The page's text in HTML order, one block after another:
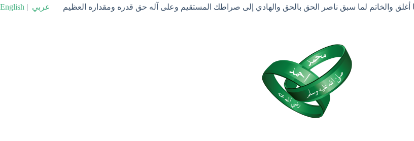
Passer
English | عربي أغلق والخاتم لما سبق ناصر الحق بالحق والهادي إلى صراطك المستقيم وعلى آله حق قدره ومقداره العظيم